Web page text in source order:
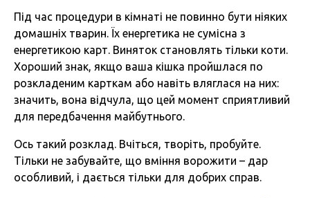
Під час процедури в кімнаті не повинно бути ніяких
домашніх тварин. Їх енергетика не сумісна з
енергетикою карт. Виняток становлять тільки коти.
Хороший знак, якщо ваша кішка пройшлася по
розкладеним карткам або навіть вляглася на них:
значить, вона відчула, що цей момент сприятливий
для передбачення майбутнього.
Ось такий розклад. Вчіться, творіть, пробуйте.
Тільки не забувайте, що вміння ворожити – дар
особливий, і дається тільки для добрих справ.